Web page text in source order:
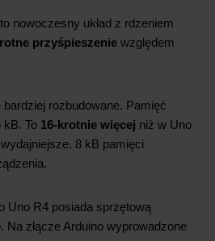
nowoczesny układ z rdzeniem
przyśpieszenie względem
rozbudowane. Pamięć
kB. To 16-krotnie więcej niż w Uno
8 kB pamięci
Uno R4 posiada sprzętową
Na złącze Arduino wyprowadzone